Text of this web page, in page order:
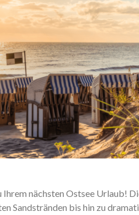
nächsten Ostsee Urlaub!
Sandstränden bis hin zu